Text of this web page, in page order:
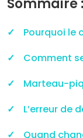
Sommaire
Pourquoi le
Comment
Marteau-
L’erreur de
Quand